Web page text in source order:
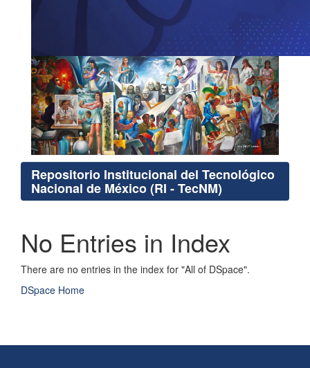
Repositorio Institucional del Tecnológico
Nacional de México (RI - TecNM)
No Entries in Index
There are no entries in the index for "All of DSpace".
DSpace Home